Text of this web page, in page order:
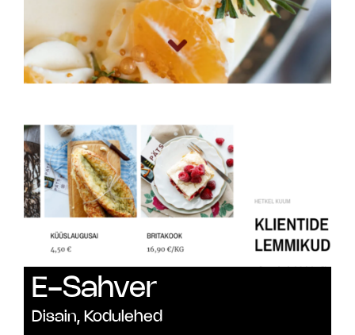
E-Sahver
Disain, Kodulehed